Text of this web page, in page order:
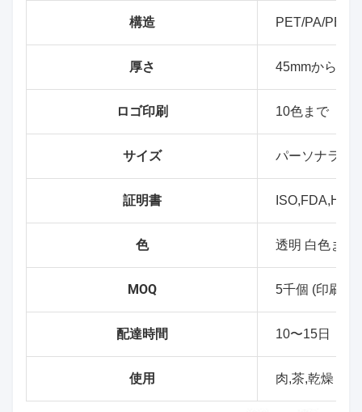
構造 PET/PA/PE
厚さ 45mmから
ロゴ印刷 10色まで
サイズ パーソナライ
証明書
色 透明 白色また
MOQ 5千個 (印刷な
配達時間 10〜15日
使用 肉,茶,乾燥し